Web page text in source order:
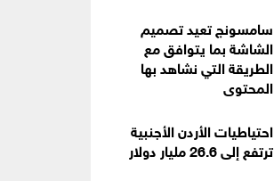
سامسونج تعيد تصميم
الشاشة بما يتوافق مع
الطريقة التي نشاهد بها
المحتوى
احتياطيات الأردن الأجنبية
ترتفع إلى 26.6 مليار دولار